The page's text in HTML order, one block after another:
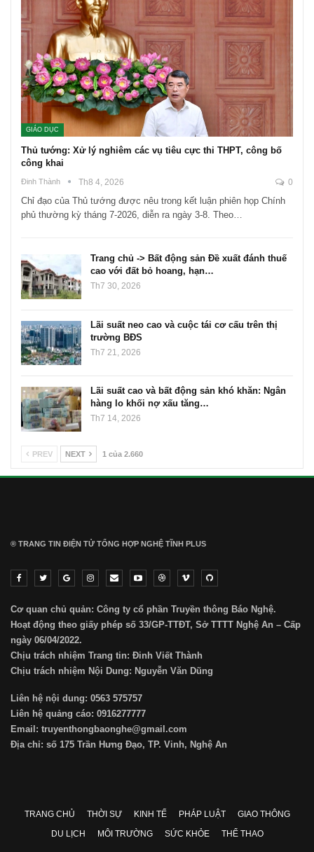
GIÁO DỤC
Thủ tướng: Xử lý nghiêm các vụ tiêu cực thi THPT, công bố
công khai
Đinh Thành Th8 4, 2026 0
Chỉ đạo của Thủ tướng được nêu trong kết luận phiên họp Chính
phủ thường kỳ tháng 7-2026, diễn ra ngày 3-8. Theo…
Trang chủ -> Bất động sản Đề xuất đánh thuế
cao với đất bỏ hoang, hạn…
Th7 30, 2026
Lãi suất neo cao và cuộc tái cơ cấu trên thị
trường BĐS
Th7 21, 2026
Lãi suất cao và bất động sản khó khăn: Ngân
hàng lo khối nợ xấu tăng…
Th7 14, 2026
PREV NEXT 1 của 2.660
® TRANG TIN ĐIỆN TỬ ТỔNG HỢP NGHỆ TĨNH PLUS
Cơ quan chủ quản: Công ty cổ phần Truyền thông Báo Nghệ.
Hoạt động theo giấy phép số 33/GP-TTĐT, Sở TTTT Nghệ An – Cấp
ngày 06/04/2022.
Chịu trách nhiệm Trang tin: Đinh Viết Thành
Chịu trách nhiệm Nội Dung: Nguyễn Văn Dũng
Liên hệ nội dung: 0563 575757
Liên hệ quảng cáo: 0916277777
Email: truyenthongbaonghe@gmail.com
Địa chỉ: số 175 Trần Hưng Đạo, TP. Vinh, Nghệ An
TRANG CHỦ THỜI SỰ KINH TẾ PHÁP LUẬT
GIAO THÔNG
DU LỊCH
MÔI TRƯỜNG SỨC KHỎE THỂ THAO